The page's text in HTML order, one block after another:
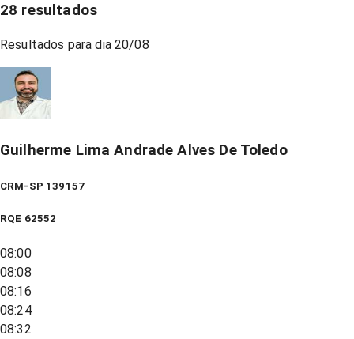
28 resultados
Resultados para dia20/08
Guilherme Lima Andrade Alves De Toledo
CRM-SP 139157
RQE 62552
08:00
08:08
08:16
08:24
08:32